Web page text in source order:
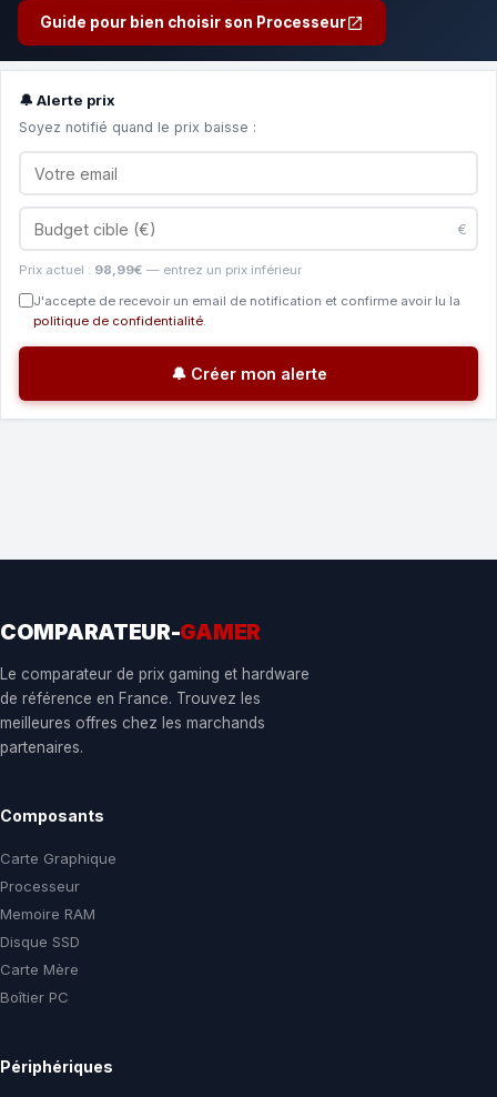
Guide pour bien choisir son Processeur
🔔 Alerte prix
Soyez notifié quand le prix baisse :
€
Prix actuel : 98,99€ — entrez un prix inférieur
J'accepte de recevoir un email de notification et confirme avoir lu la
politique de confidentialité.
🔔 Créer mon alerte
COMPARATEUR-GAMER
Le comparateur de prix gaming et hardware
de référence en France. Trouvez les
meilleures offres chez les marchands
partenaires.
Composants
Carte Graphique
Processeur
Memoire RAM
Disque SSD
Carte Mère
Boîtier PC
Périphériques